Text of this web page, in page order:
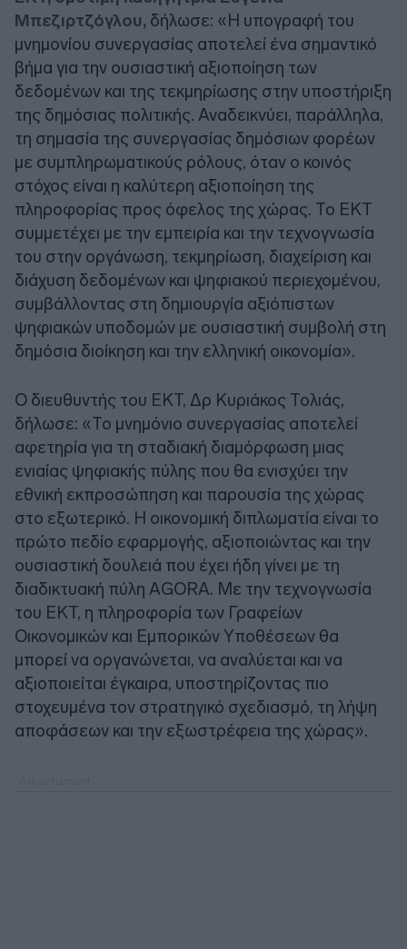
Μπεζιρτζόγλου, δήλωσε: «Η υπογραφή του
μνημονίου συνεργασίας αποτελεί ένα σημαντικό
βήμα για την ουσιαστική αξιοποίηση των
δεδομένων και της τεκμηρίωσης στην υποστήριξη
της δημόσιας πολιτικής. Αναδεικνύει, παράλληλα,
τη σημασία της συνεργασίας δημόσιων φορέων
με συμπληρωματικούς ρόλους, όταν ο κοινός
στόχος είναι η καλύτερη αξιοποίηση της
πληροφορίας προς όφελος της χώρας. Το ΕΚΤ
συμμετέχει με την εμπειρία και την τεχνογνωσία
του στην οργάνωση, τεκμηρίωση, διαχείριση και
διάχυση δεδομένων και ψηφιακού περιεχομένου,
συμβάλλοντας στη δημιουργία αξιόπιστων
ψηφιακών υποδομών με ουσιαστική συμβολή στη
δημόσια διοίκηση και την ελληνική οικονομία».
Ο διευθυντής του ΕΚΤ, Δρ Κυριάκος Τολιάς,
δήλωσε: «Το μνημόνιο συνεργασίας αποτελεί
αφετηρία για τη σταδιακή διαμόρφωση μιας
ενιαίας ψηφιακής πύλης που θα ενισχύει την
εθνική εκπροσώπηση και παρουσία της χώρας
στο εξωτερικό. Η οικονομική διπλωματία είναι το
πρώτο πεδίο εφαρμογής, αξιοποιώντας και την
ουσιαστική δουλειά που έχει ήδη γίνει με τη
διαδικτυακή πύλη AGORA. Με την τεχνογνωσία
του ΕΚΤ, η πληροφορία των Γραφείων
Οικονομικών και Εμπορικών Υποθέσεων θα
μπορεί να οργανώνεται, να αναλύεται και να
αξιοποιείται έγκαιρα, υποστηρίζοντας πιο
στοχευμένα τον στρατηγικό σχεδιασμό, τη λήψη
αποφάσεων και την εξωστρέφεια της χώρας».